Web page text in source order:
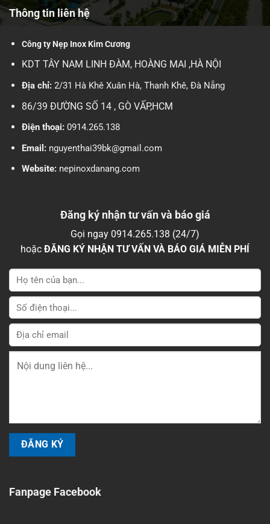
Thông tin liên hệ
Công ty Nẹp Inox Kim Cương
KDT TÂY NAM LINH ĐÀM, HOÀNG MAI ,HÀ NỘI
Địa chỉ:2/31 Hà Khê Xuân Hà, Thanh Khê, Đà Nẵng
86/39 ĐƯỜNG SỐ 14 , GÒ VẤP,HCM
Điện thoại:0914.265.138
Email:nguyenthai39bk@gmail.com
Website:nepinoxdanang.com
Đăng ký nhận tư vấn và báo giá
Gọi ngay 0914.265.138 (24/7)
hoặc ĐĂNG KÝ NHẬN TƯ VẤN VÀ BÁO GIÁ MIỄN PHÍ
Fanpage Facebook